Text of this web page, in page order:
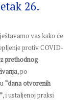
26.
vas kako će
protiv COVID-
prethodnog
, po
“dana otvorenih
, i ustaljenoj praksi